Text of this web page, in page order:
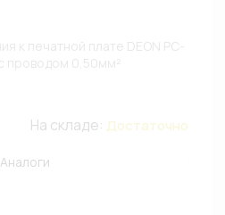
На складе: Достаточно
Аналоги